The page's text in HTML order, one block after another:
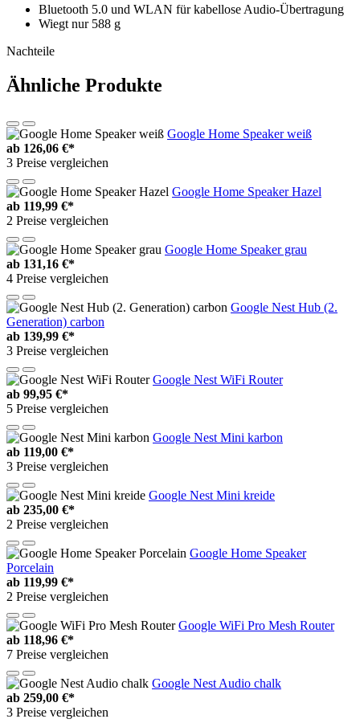
Bluetooth 5.0 und WLAN für kabellose Audio-Übertragung
Wiegt nur 588 g
Nachteile
Ähnliche Produkte
Google Home Speaker weiß
ab 126,06 €*
3 Preise vergleichen
Google Home Speaker Hazel
ab 119,99 €*
2 Preise vergleichen
Google Home Speaker grau
ab 131,16 €*
4 Preise vergleichen
Google Nest Hub (2.
Generation) carbon
ab 139,99 €*
3 Preise vergleichen
Google Nest WiFi Router
ab 99,95 €*
5 Preise vergleichen
Google Nest Mini karbon
ab 119,00 €*
3 Preise vergleichen
Google Nest Mini kreide
ab 235,00 €*
2 Preise vergleichen
Google Home Speaker
Porcelain
ab 119,99 €*
2 Preise vergleichen
Google WiFi Pro Mesh Router
ab 118,96 €*
7 Preise vergleichen
Google Nest Audio chalk
ab 259,00 €*
3 Preise vergleichen